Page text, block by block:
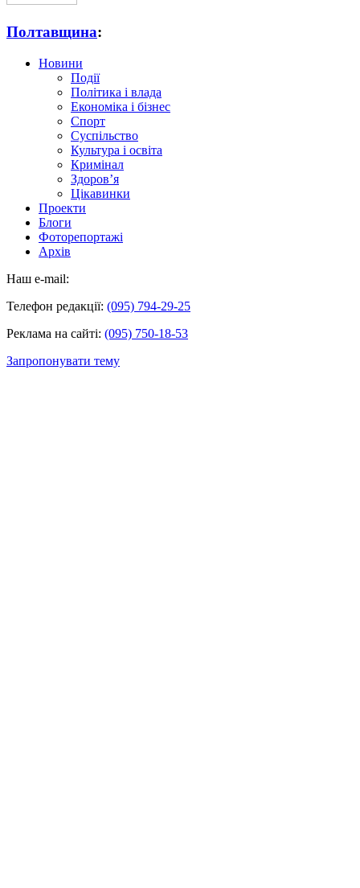
Полтавщина:
Новини
Події
Політика і влада
Економіка і бізнес
Спорт
Суспільство
Культура і освіта
Кримінал
Здоров’я
Цікавинки
Проекти
Блоги
Фоторепортажі
Архів
Наш e-mail:
Телефон редакції: (095) 794-29-25
Реклама на сайті: (095) 750-18-53
Запропонувати тему